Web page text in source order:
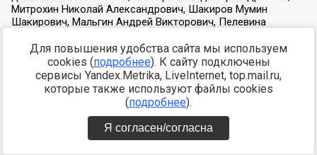
Для повышения удобства сайта мы используем
cookies (подробнее). К сайту подключены
сервисы Yandex.Metrika, LiveInternet, top.mail.ru,
которые также используют файлы cookies
(подробнее).
Я согласен/согласна